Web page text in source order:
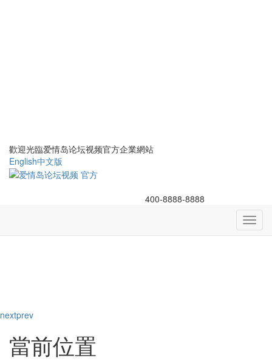
歡迎光臨爱情岛论坛视频官方企業網站
English中文版
400-8888-8888
nextprev
當前位置